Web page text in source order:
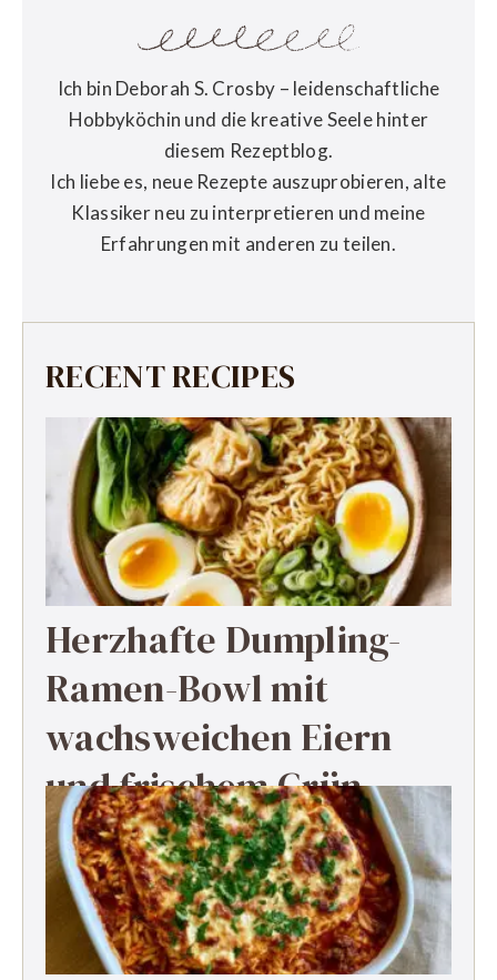
Ich bin Deborah S. Crosby – leidenschaftliche
Hobbyköchin und die kreative Seele hinter
diesem Rezeptblog.
Ich liebe es, neue Rezepte auszuprobieren, alte
Klassiker neu zu interpretieren und meine
Erfahrungen mit anderen zu teilen.
RECENT RECIPES
Herzhafte Dumpling-
Ramen-Bowl mit
wachsweichen Eiern
und frischem Grün